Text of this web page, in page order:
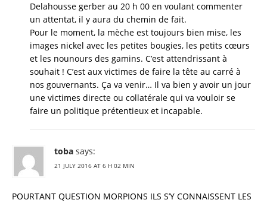
Delahousse gerber au 20 h 00 en voulant commenter
un attentat, il y aura du chemin de fait.
Pour le moment, la mèche est toujours bien mise, les
images nickel avec les petites bougies, les petits cœurs
et les nounours des gamins. C’est attendrissant à
souhait ! C’est aux victimes de faire la tête au carré à
nos gouvernants. Ça va venir… Il va bien y avoir un jour
une victimes directe ou collatérale qui va vouloir se
faire un politique prétentieux et incapable.
toba says:
21 JULY 2016 AT 6 H 02 MIN
POURTANT QUESTION MORPIONS ILS S’Y CONNAISSENT LES